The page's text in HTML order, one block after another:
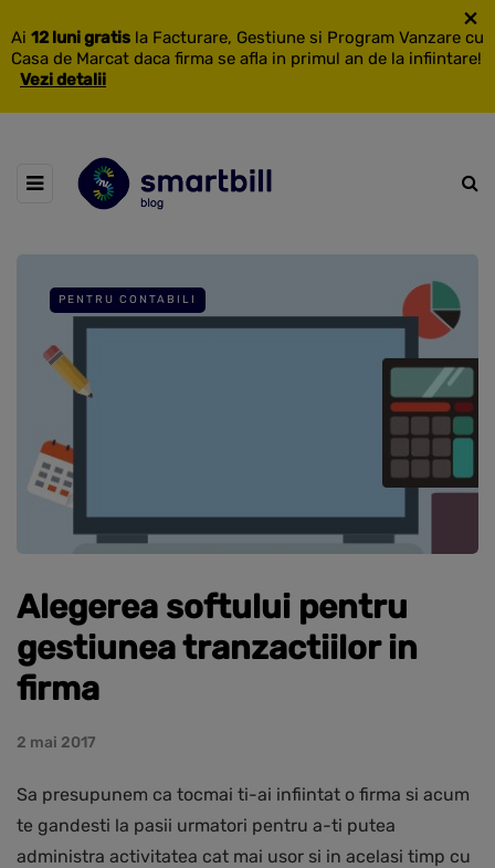
Ai 12 luni gratis la Facturare, Gestiune si Program Vanzare cu
Casa de Marcat daca firma se afla in primul an de la infiintare!
Vezi detalii
×
PENTRU CONTABILI
Alegerea softului pentru
gestiunea tranzactiilor in
firma
2 mai 2017
Sa presupunem ca tocmai ti-ai infiintat o firma si acum
te gandesti la pasii urmatori pentru a-ti putea
administra activitatea cat mai usor si in acelasi timp cu